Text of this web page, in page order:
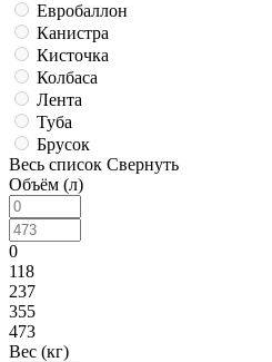
Евробаллон
Канистра
Кисточка
Колбаса
Лента
Туба
Брусок
Весь список Свернуть
Объём (л)
0
118
237
355
473
Вес (кг)